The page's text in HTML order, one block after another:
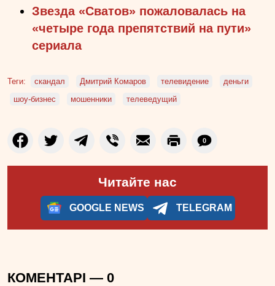
Звезда «Сватов» пожаловалась на
«четыре года препятствий на пути»
сериала
Теги: скандал Дмитрий Комаров телевидение
деньги
шоу-бизнес
мошенники телеведущий
0
Читайте нас
GOOGLE NEWS TELEGRAM
КОМЕНТАРІ — 0